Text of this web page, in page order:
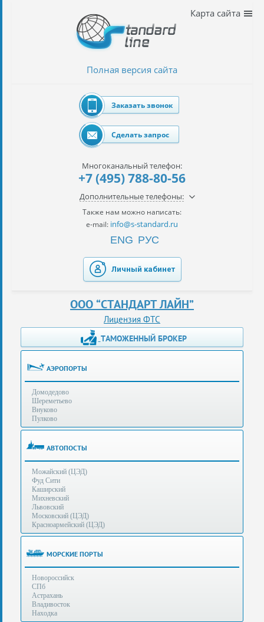
автомобилей
Получение
ЭЦП
за
сутки
услуги
Опыт
оформления
рекомендует
Таможенные
процедуры
(особенности):
Полезная
информация
Стоимость
услуг
Полная версия сайта
Карта сайта
Заказать звонок
Сделать запрос
Многоканальный телефон:
+7 (495) 788-80-56
Дополнительные телефоны:
Также нам можно написать:
e-mail: info@s-standard.ru
ENG РУС
Личный кабинет
ООО “СТАНДАРТ ЛАЙН”
Лицензия ФТС
ТАМОЖЕННЫЙ БРОКЕР
АЭРОПОРТЫ
Домодедово
Шереметьево
Внуково
Пулково
АВТОПОСТЫ
Можайский (ЦЭД)
Фуд Сити
Каширский
Михневский
Львовский
Московский (ЦЭД)
Красноармейский (ЦЭД)
МОРСКИЕ ПОРТЫ
Новороссийск
СПб
Астрахань
Владивосток
Находка